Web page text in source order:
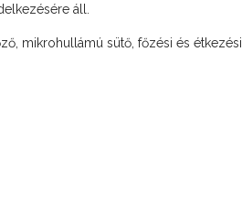
áll.
mikrohullámú sütő, főzési és étkezési